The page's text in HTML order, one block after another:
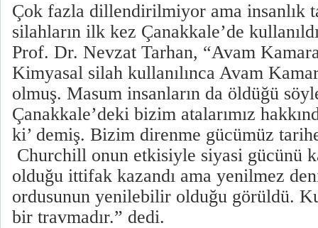
Çok fazla dillendirilmiyor ama insanlık
silahların ilk kez Çanakkale’de
Prof. Dr. Nevzat Tarhan, “Avam
Kimyasal silah kullanılınca Avam
olmuş. Masum insanların da öldüğü
Çanakkale’deki bizim atalarımız
ki’ demiş. Bizim direnme gücümüz
Churchill onun etkisiyle siyasi gücünü
olduğu ittifak kazandı ama yenilmez
ordusunun yenilebilir olduğu görüldü.
bir travmadır.” dedi.